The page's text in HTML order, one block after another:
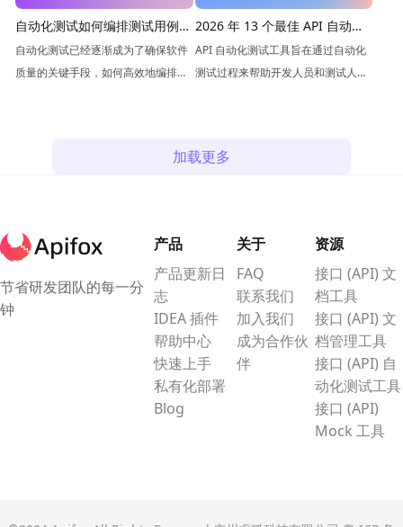
自动化测试如何编排测试用例？
一文讲述
自动化测试已经逐渐成为了确保软件
质量的关键手段，如何高效地编排测
2026 年 13 个最佳 API 自动化
测试工具
API 自动化测试工具旨在通过自动化
测试过程来帮助开发人员和测试人员
加载更多
节省研发团队的每一分
钟
产品
产品更新日
志
IDEA 插件
帮助中心
快速上手
私有化部署
Blog
关于
FAQ
联系我们
加入我们
成为合作伙
伴
资源
接口 (API) 文
档工具
接口 (API) 文
档管理工具
接口 (API) 自
动化测试工具
接口 (API)
Mock 工具